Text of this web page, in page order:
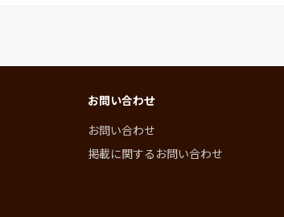
お問い合わせ
お問い合わせ
掲載に関するお問い合わせ